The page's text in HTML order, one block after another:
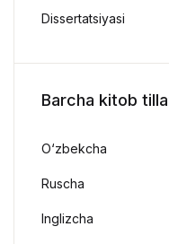
Dissertatsiyasi
Barcha kitob
O‘zbekcha
Ruscha
Inglizcha